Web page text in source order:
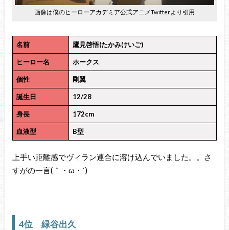
画像は僕のヒーローアカデミア公式アニメTwitterより引用
名前 鷹見啓悟(たかみけいご)
ヒーロー名 ホークス
個性 剛翼
誕生日 12/28
身長 172cm
血液型 B型
上手い距離感でヴィラン連合に溶け込んでいました。。さ
すがの一言(｀・ω・´)ゞ
4位 緑谷出久